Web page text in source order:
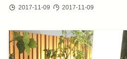
2017-11-09 2017-11-09